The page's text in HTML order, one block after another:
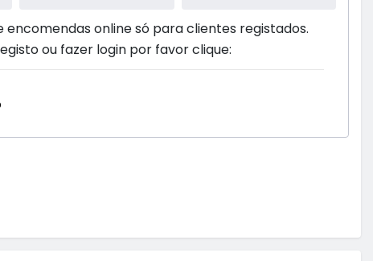
encomendas online só para clientes registados.
ou fazer login por favor clique: